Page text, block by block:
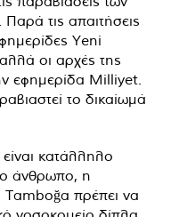
τις απαιτήσεις
Yeni
οι αρχές της
εφημερίδα Milliyet.
το δικαίωμά
κατάλληλο
άνθρωπο, η
πρέπει να